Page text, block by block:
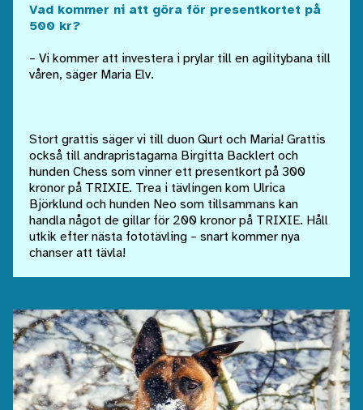
Vad kommer ni att göra för presentkortet på
500 kr?
– Vi kommer att investera i prylar till en agilitybana till
våren, säger Maria Elv.
Stort grattis säger vi till duon Qurt och Maria! Grattis
också till andrapristagarna Birgitta Backlert och
hunden Chess som vinner ett presentkort på 300
kronor på TRIXIE. Trea i tävlingen kom Ulrica
Björklund och hunden Neo som tillsammans kan
handla något de gillar för 200 kronor på TRIXIE. Håll
utkik efter nästa fototävling – snart kommer nya
chanser att tävla!